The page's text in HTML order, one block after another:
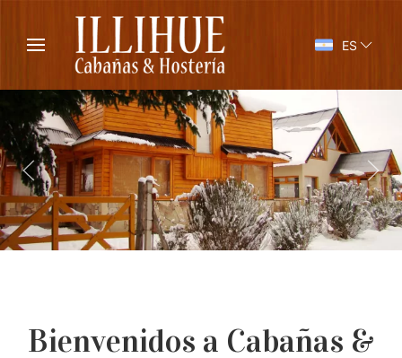
ES
Bienvenidos a Cabañas &